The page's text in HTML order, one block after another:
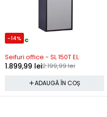
-14%
In stoc
Seifuri office - SL 150T EL
2.199,99lei
1.899,99 lei
ADAUGĂ ÎN COȘ